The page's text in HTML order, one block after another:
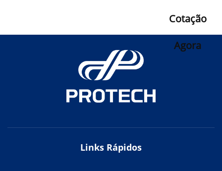
Cotação
Agora
Links Rápidos